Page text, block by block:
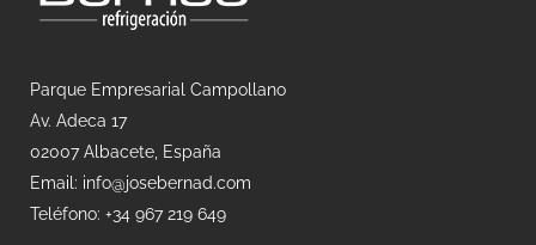
Parque Empresarial Campollano
Av. Adeca 17
02007 Albacete, España
Email: info@josebernad.com
Teléfono: +34 967 219 649